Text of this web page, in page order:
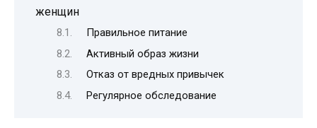
женщин
Правильное питание
Активный образ жизни
Отказ от вредных привычек
Регулярное обследование